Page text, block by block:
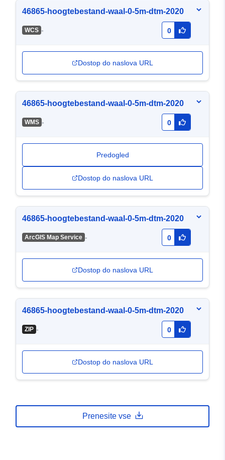
46865-hoogtebestand-waal-0-5m-dtm-2020
WCS - 0
Dostop do naslova URL
46865-hoogtebestand-waal-0-5m-dtm-2020
WMS - 0
Predogled
Dostop do naslova URL
46865-hoogtebestand-waal-0-5m-dtm-2020
ArcGIS Map Service - 0
Dostop do naslova URL
46865-hoogtebestand-waal-0-5m-dtm-2020
ZIP - 0
Dostop do naslova URL
Prenesite vse